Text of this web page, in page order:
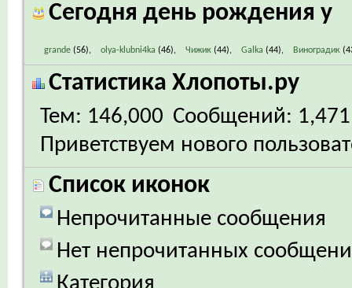
Сегодня день рождения у
grande (56) olya-klubni4ka (46) Чижик (44) Galka (44) Виноградик
Статистика Хлопоты.ру
Тем 146,000 Сообщений
Приветствуем нового
Список иконок
Непрочитанные сообщения
Нет непрочитанных